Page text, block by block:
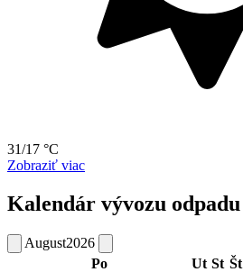
31/17 °C
Zobraziť viac
Kalendár vývozu odpadu
August2026
Po
Ut St Št